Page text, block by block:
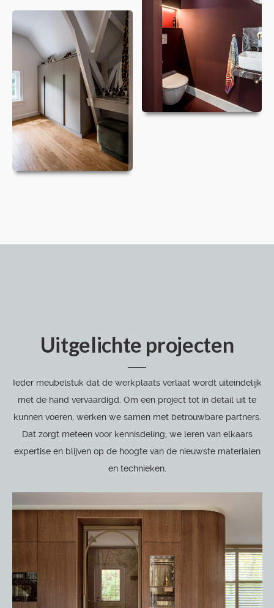
Uitgelichte projecten
Ieder meubelstuk dat de werkplaats verlaat wordt uiteindelijk
met de hand vervaardigd. Om een project tot in detail uit te
kunnen voeren, werken we samen met betrouwbare partners.
Dat zorgt meteen voor kennisdeling; we leren van elkaars
expertise en blijven op de hoogte van de nieuwste materialen
en technieken.